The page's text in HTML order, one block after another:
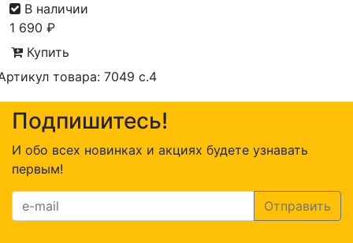
В наличии
1 690 ₽
Купить
товара: 7049 с.4
Подпишитесь!
И обо всех новинках и акциях будете узнавать
первым!